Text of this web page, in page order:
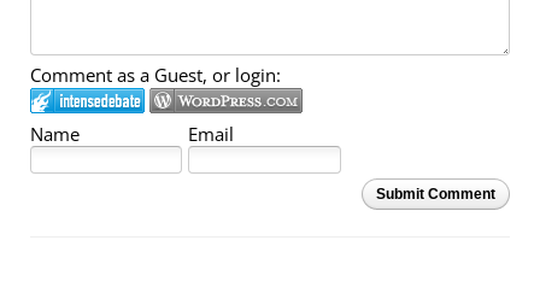
Comment as a Guest, or login:
Name Email
Submit Comment